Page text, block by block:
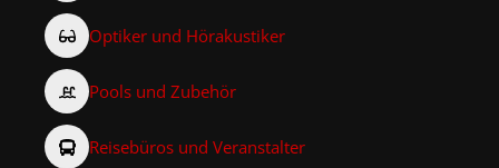
Optiker und Hörakustiker
Pools und Zubehör
Reisebüros und Veranstalter